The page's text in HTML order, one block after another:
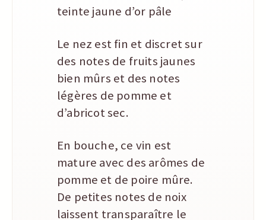
teinte jaune d’or pâle
Le nez est fin et discret sur
des notes de fruits jaunes
bien mûrs et des notes
légères de pomme et
d’abricot sec.
En bouche, ce vin est
mature avec des arômes de
pomme et de poire mûre.
De petites notes de noix
laissent transparaître le